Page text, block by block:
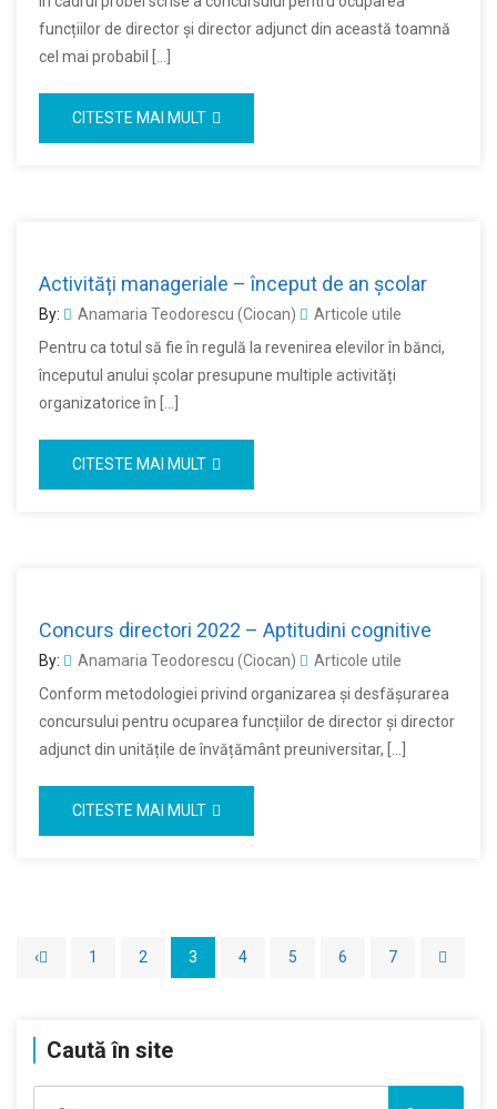
funcțiilor de director și director adjunct din această toamnă
cel mai probabil […]
CITESTE MAI MULT
Activități manageriale – început de an școlar
By: Anamaria Teodorescu (Ciocan)
Articole utile
Pentru ca totul să fie în regulă la revenirea elevilor în bănci,
începutul anului școlar presupune multiple activități
organizatorice în […]
CITESTE MAI MULT
Concurs directori 2022 – Aptitudini cognitive
By: Anamaria Teodorescu (Ciocan)
Articole utile
Conform metodologiei privind organizarea și desfășurarea
concursului pentru ocuparea funcțiilor de director și director
adjunct din unitățile de învățământ preuniversitar, […]
CITESTE MAI MULT
‹ 1 2 3 4 5 6 7
Caută în site